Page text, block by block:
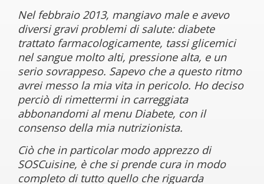
Nel febbraio 2013, mangiavo male e avevo
diversi gravi problemi di salute: diabete
trattato farmacologicamente, tassi glicemici
nel sangue molto alti, pressione alta, e un
serio sovrappeso. Sapevo che a questo ritmo
avrei messo la mia vita in pericolo. Ho deciso
perciò di rimettermi in carreggiata
abbonandomi al menu Diabete, con il
consenso della mia nutrizionista.
Ciò che in particolar modo apprezzo di
SOSCuisine, è che si prende cura in modo
completo di tutto quello che riguarda